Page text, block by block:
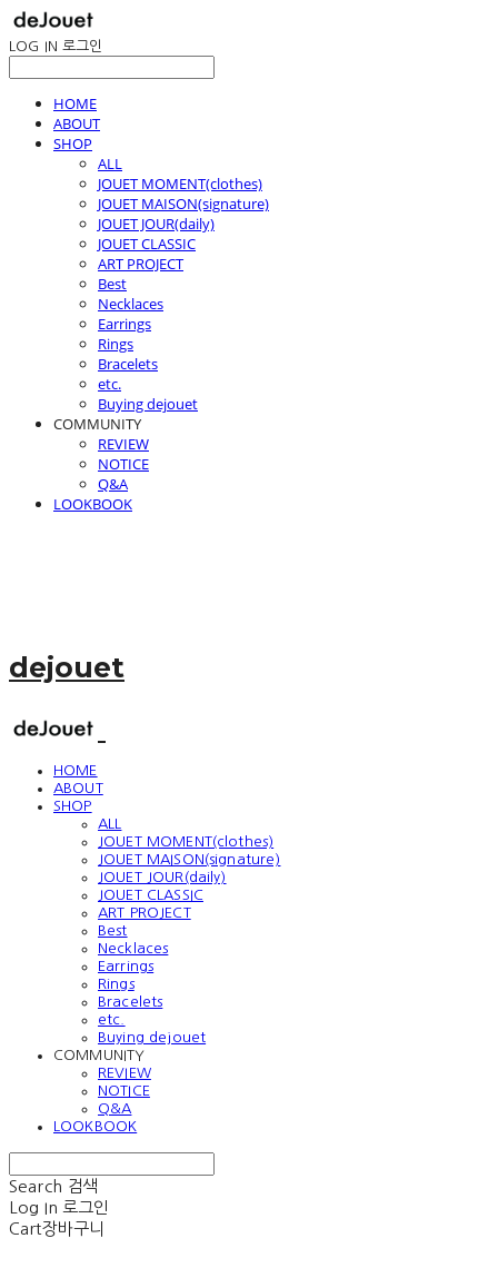
LOG IN 로그인
HOME
ABOUT
SHOP
ALL
JOUET MOMENT(clothes)
JOUET MAISON(signature)
JOUET JOUR(daily)
JOUET CLASSIC
ART PROJECT
Best
Necklaces
Earrings
Rings
Bracelets
etc.
Buying dejouet
COMMUNITY
REVIEW
NOTICE
Q&A
LOOKBOOK
dejouet
HOME
ABOUT
SHOP
ALL
JOUET MOMENT(clothes)
JOUET MAISON(signature)
JOUET JOUR(daily)
JOUET CLASSIC
ART PROJECT
Best
Necklaces
Earrings
Rings
Bracelets
etc.
Buying dejouet
COMMUNITY
REVIEW
NOTICE
Q&A
LOOKBOOK
Search 검색
Log In 로그인
Cart장바구니